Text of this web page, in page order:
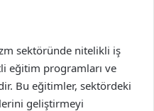
sektöründe nitelikli iş
eğitim programları ve
Bu eğitimler, sektördeki
geliştirmeyi